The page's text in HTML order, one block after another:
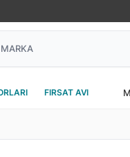
FIRSAT AVI